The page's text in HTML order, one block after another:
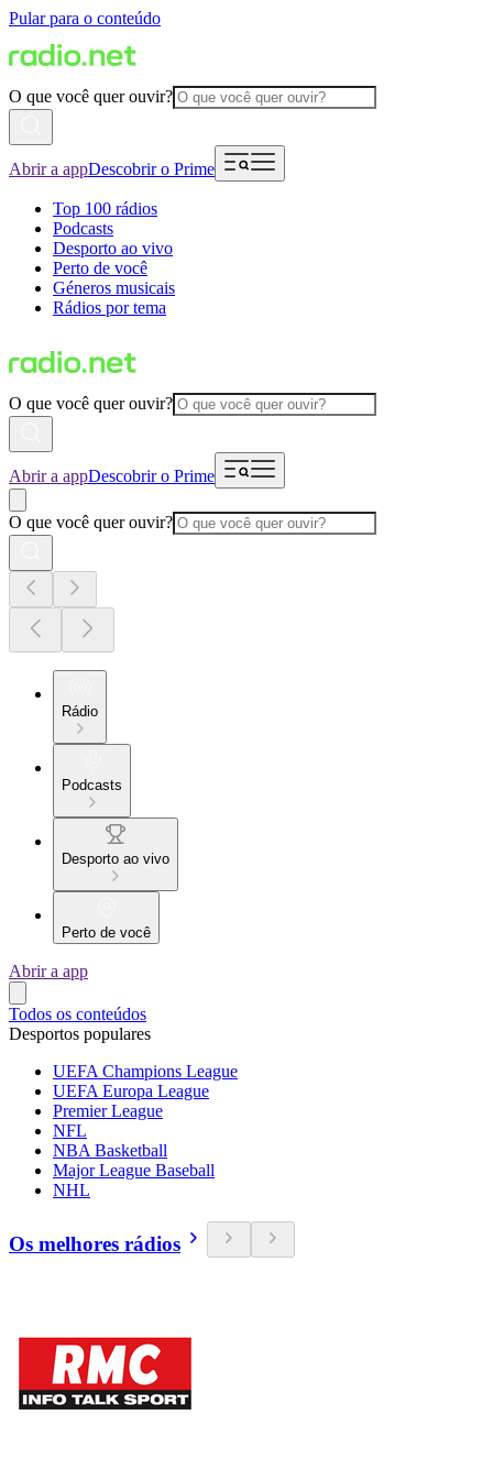
Pular para o conteúdo
O que você quer ouvir?
Abrir a appDescobrir o Prime
Top 100 rádios
Podcasts
Desporto ao vivo
Perto de você
Géneros musicais
Rádios por tema
O que você quer ouvir?
Abrir a appDescobrir o Prime
O que você quer ouvir?
Rádio
Podcasts
Desporto ao vivo
Perto de você
Abrir a app
Todos os conteúdos
Desportos populares
UEFA Champions League
UEFA Europa League
Premier League
NFL
NBA Basketball
Major League Baseball
NHL
Os melhores rádios